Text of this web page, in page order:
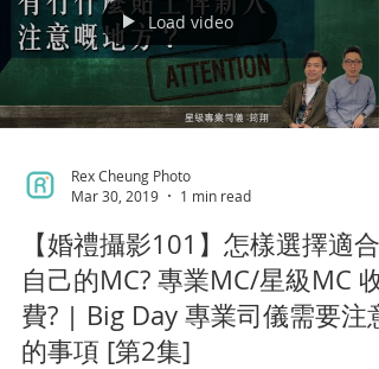
Load video
Rex Cheung Photo
Mar 30, 2019
1 min read
【婚禮攝影101】怎樣選擇適合
自己的MC? 專業MC/星級MC 收
費? | Big Day 專業司儀需要注意
的事項 [第2集]